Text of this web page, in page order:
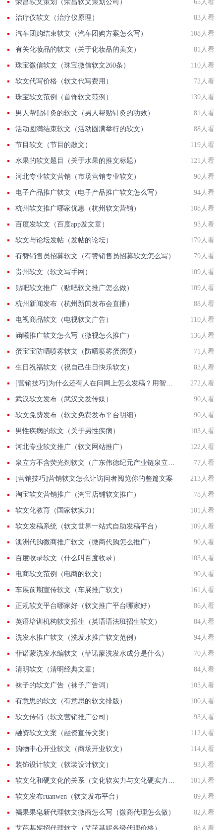
荣昌软文策划（荣昌软文策划公司） 65人看
治疗仪软文（治疗仪原理） 83人看
汽车团购结束软文（汽车团购方案怎么写） 108人看
有关化妆品的软文（关于化妆品的美文） 81人看
珠宝微信软文（珠宝微信软文260条） 110人看
软文代写价格（软文代写费用） 72人看
珠宝软文范例（首饰软文范例） 139人看
男人帮贴针灸的软文（男人帮贴针灸的功效） 81人看
活动圆满结束软文（活动圆满举行的软文） 88人看
节目软文（节目的散文） 119人看
水果的软文题目（关于水果的推文标题） 121人看
河北专业软文营销（市场营销专业软文） 90人看
电子产品推广软文（电子产品推广软文怎么写） 94人看
杭州软文推广哪家优惠（杭州软文营销） 108人看
百度发软文（百度app发文章） 93人看
软文与论坛发帖（发帖的论坛） 179人看
有赞销售员招募软文（有赞销售员招募软文怎么写） 79人看
贵州软文（软文写手网） 109人看
贴吧软文推广（贴吧软文推广怎么做） 109人看
杭州新闻发布（杭州新闻发布会直播） 88人看
电视商品软文（电视软文广告） 110人看
涵曦推广软文怎么写（微视怎么推广） 136人看
蛋宝宝防晒喷雾软文（防晒喷雾蛋蛋喷） 71人看
生日祝福软文（祝自己生日快乐软文） 83人看
272人看
武汉软文发布（武汉文发传媒） 90人看
软文免费发布（软文免费发布平台明细） 90人看
男性疾病的软文（关于男性疾病） 103人看
河北专业软文推广（软文网站推广） 122人看
77人看
[营销技巧]营销软文怎么让访问者阅览你的整篇文案 213人看
淘宝软文营销推广（淘宝店铺软文推广） 78人看
软文化教育（国家软实力） 101人看
软文发稿系统（软文世界一站式自助发稿平台） 109人看
澳洲代购微商推广软文（微商代购怎么推广） 90人看
百度收录软文（什么叫百度收录） 103人看
电商软文范例（电商的软文） 90人看
车展前期宣传软文（车展推广软文） 161人看
正规软文平台哪家好（软文推广平台哪家好） 86人看
英语培训机构软文招生（英语语法班招生软文） 84人看
洗发水推广软文（洗发水推广软文范例） 94人看
菲诺蒙洗发水编软文（菲诺蒙洗发水成分是什么） 70人看
清明软文（清明经典文章） 84人看
袜子的软文广告（袜子广告词） 103人看
有意思的软文（有意思的软文排版） 100人看
软文传销（软文营销推广公司） 93人看
融资软文文案（融资宣传文案） 112人看
购物中心开业软文（商场开业软文） 114人看
装饰设计软文（软装设计软文） 93人看
101人看
软文发布ruanwen（软文发布平台） 89人看
褐果果皂新代理软文微商怎么写（微商代理怎么做） 82人看
艾芘基妮招代理软文（艾芘基妮各级代理价格） 88人看